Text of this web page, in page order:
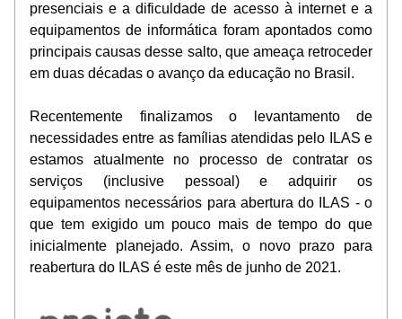
presenciais e a dificuldade de acesso à internet e a
equipamentos de informática foram apontados como
principais causas desse salto, que ameaça retroceder
em duas décadas o avanço da educação no Brasil.
Recentemente finalizamos o levantamento de
necessidades entre as famílias atendidas pelo ILAS e
estamos atualmente no processo de contratar os
serviços (inclusive pessoal) e adquirir os
equipamentos necessários para abertura do ILAS - o
que tem exigido um pouco mais de tempo do que
inicialmente planejado. Assim, o novo prazo para
reabertura do ILAS é este mês de junho de 2021.